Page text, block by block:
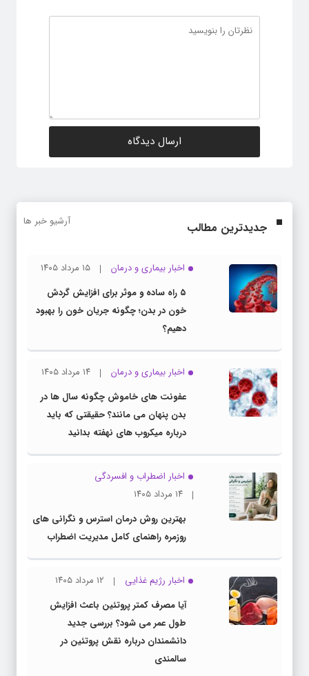
آرشیو خبر ها
۵ راه ساده و موثر برای افزایش گردش
خون در بدن؛ چگونه جریان خون را بهبود
دهیم؟
اخبار بیماری و درمان
۱۴ مرداد ۱۴۰۵
عفونت های خاموش چگونه سال ها در
بدن پنهان می مانند؟ حقیقتی که باید
درباره میکروب های نهفته بدانید
اخبار اضطراب و افسردگی
۱۴ مرداد ۱۴۰۵
بهترین روش درمان استرس و نگرانی های
روزمره راهنمای کامل مدیریت اضطراب
اخبار رژیم غذایی
۱۲ مرداد ۱۴۰۵
آیا مصرف کمتر پروتئین باعث افزایش
طول عمر می شود؟ بررسی جدید
دانشمندان درباره نقش پروتئین در
سالمندی